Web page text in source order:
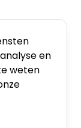
en
weten
of Kopen?